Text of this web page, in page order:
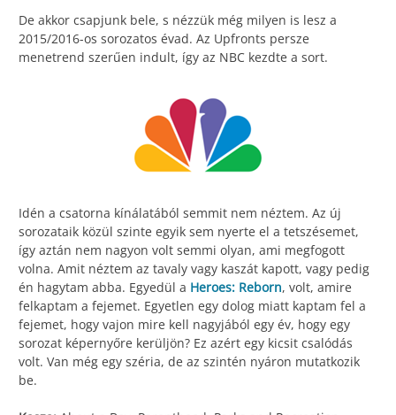
De akkor csapjunk bele, s nézzük még milyen is lesz a
2015/2016-os sorozatos évad. Az Upfronts persze
menetrend szerűen indult, így az NBC kezdte a sort.
Idén a csatorna kínálatából semmit nem néztem. Az új
sorozataik közül szinte egyik sem nyerte el a tetszésemet,
így aztán nem nagyon volt semmi olyan, ami megfogott
volna. Amit néztem az tavaly vagy kaszát kapott, vagy pedig
én hagytam abba. Egyedül a Heroes: Reborn, volt, amire
felkaptam a fejemet. Egyetlen egy dolog miatt kaptam fel a
fejemet, hogy vajon mire kell nagyjából egy év, hogy egy
sorozat képernyőre kerüljön? Ez azért egy kicsit csalódás
volt. Van még egy széria, de az szintén nyáron mutatkozik
be.